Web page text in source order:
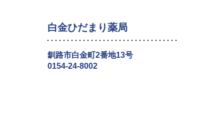
白金ひだまり薬局
釧路市白金町2番地13号
0154-24-8002